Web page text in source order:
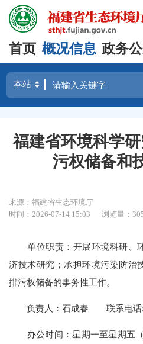
首页 概况信息 政务
福建省环境科学
污权储备和
来源：福建省生态环境厅
时间：2026-07-14 15:03
浏览量：
单位职责：开展环境科研、
济技术研究；承担环境污染防治
排污权储备的事务性工作。
负责人：石成春 联系电话
办公时间：星期一至星期五（